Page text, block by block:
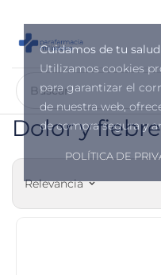
Cuidamos de tu
Utilizamos cookies
para garantizar el
de nuestra web,
de compra segura y
POLÍTICA DE
Dolor y fiebre
Relevancia keyboard_arrow_down